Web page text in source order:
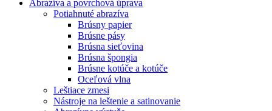
Abrazíva a povrchová úprava
Potiahnuté abrazíva
Brúsny papier
Brúsne pásy
Brúsna sieťovina
Brúsna špongia
Brúsne kotúče a kotúče
Oceľová vlna
Leštiace zmesi
Nástroje na leštenie a satinovanie